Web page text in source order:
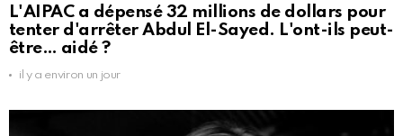
L'AIPAC a dépensé 32 millions de dollars pour
tenter d'arrêter Abdul El-Sayed. L'ont-ils peut-
être… aidé ?
il y a environ un jour